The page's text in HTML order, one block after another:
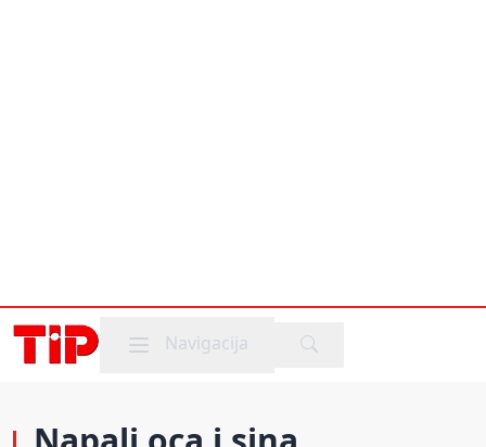
Mobile menu
Navigacija